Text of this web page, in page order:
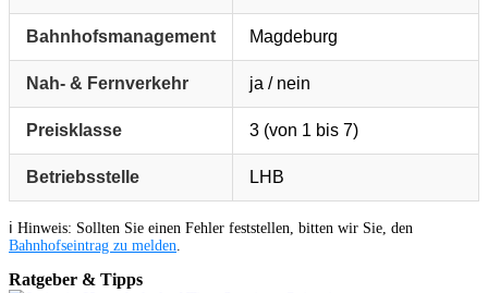
Bahnhofsmanagement Magdeburg
Nah- & Fernverkehr ja / nein
Preisklasse 3 (von 1 bis 7)
Betriebsstelle LHB
ℹ️ Hinweis: Sollten Sie einen Fehler feststellen, bitten wir Sie, den
Bahnhofseintrag zu melden
Ratgeber & Tipps